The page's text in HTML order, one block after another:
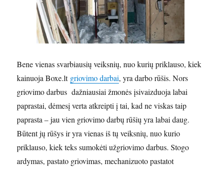
Bene vienas svarbiausių veiksnių, nuo kurių priklauso, kiek
kainuoja Boxe.lt griovimo darbai, yra darbo rūšis. Nors
griovimo darbus dažniausiai žmonės įsivaizduoja labai
paprastai, dėmesį verta atkreipti į tai, kad ne viskas taip
paprasta – jau vien griovimo darbų rūšių yra labai daug.
Būtent jų rūšys ir yra vienas iš tų veiksnių, nuo kurio
priklauso, kiek teks sumokėti užgriovimo darbus. Stogo
ardymas, pastato griovimas, mechanizuoto pastatot